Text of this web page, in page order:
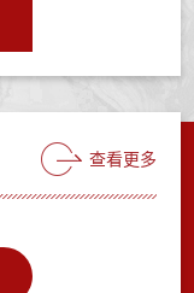
查看更多